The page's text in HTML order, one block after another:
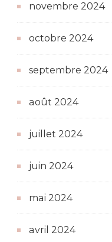
novembre 2024
octobre 2024
septembre 2024
août 2024
juillet 2024
juin 2024
mai 2024
avril 2024